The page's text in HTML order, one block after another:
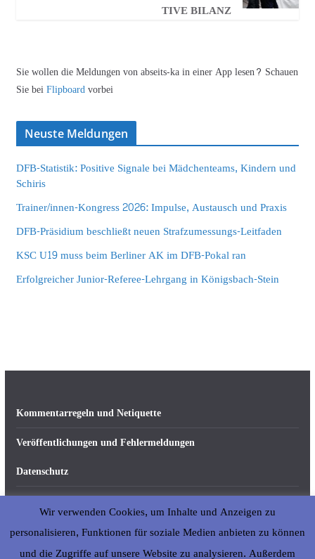
TIVE BILANZ
Sie wollen die Meldungen von abseits-ka in einer App lesen? Schauen
Sie beiFlipboardvorbei
Neuste Meldungen
DFB-Statistik: Positive Signale bei Mädchenteams, Kindern und
Schiris
Trainer/innen-Kongress 2026: Impulse, Austausch und Praxis
DFB-Präsidium beschließt neuen Strafzumessungs-Leitfaden
KSC U19 muss beim Berliner AK im DFB-Pokal ran
Erfolgreicher Junior-Referee-Lehrgang in Königsbach-Stein
Kommentarregeln und Netiquette
Veröffentlichungen und Fehlermeldungen
Datenschutz
Impressum
Über abseits-ka.de
Wir verwenden Cookies, um Inhalte und Anzeigen zu
personalisieren, Funktionen für soziale Medien anbieten zu können
und die Zugriffe auf unsere Website zu analysieren. Außerdem